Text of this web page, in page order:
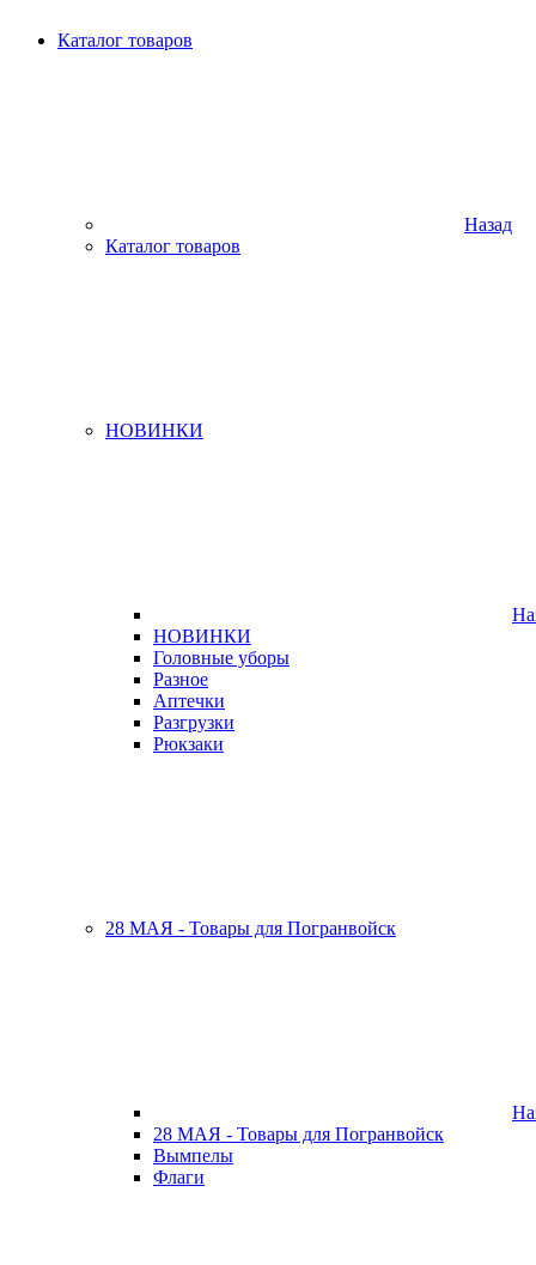
Каталог товаров
Назад
Каталог товаров
НОВИНКИ
НОВИНКИ
Головные уборы
Разное
Аптечки
Разгрузки
Рюкзаки
28 МАЯ - Товары для Погранвойск
28 МАЯ - Товары для Погранвойск
Вымпелы
Флаги